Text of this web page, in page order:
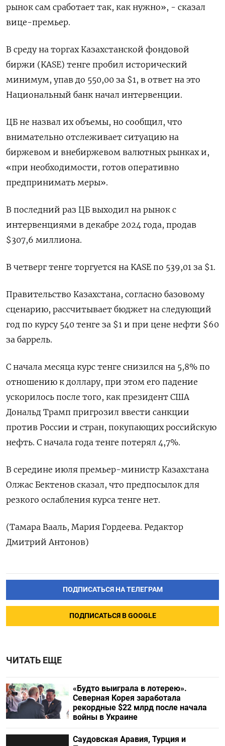
рынок сам сработает так, как нужно», - сказал
вице-премьер.
В среду на торгах Казахстанской фондовой
биржи (KASE) тенге пробил исторический
минимум, упав до 550,00 за $1, в ответ на это
Национальный банк начал интервенции.
ЦБ не назвал их объемы, но сообщил, что
внимательно отслеживает ситуацию на
биржевом и внебиржевом валютных рынках и,
«при необходимости, готов оперативно
предпринимать меры».
В последний раз ЦБ выходил на рынок с
интервенциями в декабре 2024 года, продав
$307,6 миллиона.
В четверг тенге торгуется на KASE по 539,01 за $1.
Правительство Казахстана, согласно базовому
сценарию, рассчитывает бюджет на следующий
год по курсу 540 тенге за $1 и при цене нефти $60
за баррель.
С начала месяца курс тенге снизился на 5,8% по
отношению к доллару, при этом его падение
ускорилось после того, как президент США
Дональд Трамп пригрозил ввести санкции
против России и стран, покупающих российскую
нефть. С начала года тенге потерял 4,7%.
В середине июля премьер-министр Казахстана
Олжас Бектенов сказал, что предпосылок для
резкого ослабления курса тенге нет.
(Тамара Вааль, Мария Гордеева. Редактор
Дмитрий Антонов)
ПОДПИСАТЬСЯ НА ТЕЛЕГРАМ
ПОДПИСАТЬСЯ В GOOGLE
ЧИТАТЬ ЕЩЕ
«Будто выиграла в лотерею».
Северная Корея заработала
рекордные $22 млрд после начала
войны в Украине
Саудовская Аравия, Турция и